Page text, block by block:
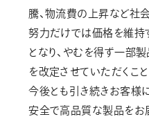
騰、物流費の上昇など社
努力だけでは価格を維持
となり、やむを得ず一部
を改定させていただくこと
今後とも引き続きお客様
安全で高品質な製品を